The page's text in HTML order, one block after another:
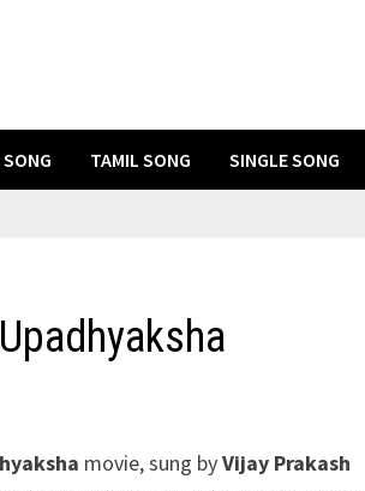
TAMIL SONG SINGLE SONG
movie, sung byVijay Prakash